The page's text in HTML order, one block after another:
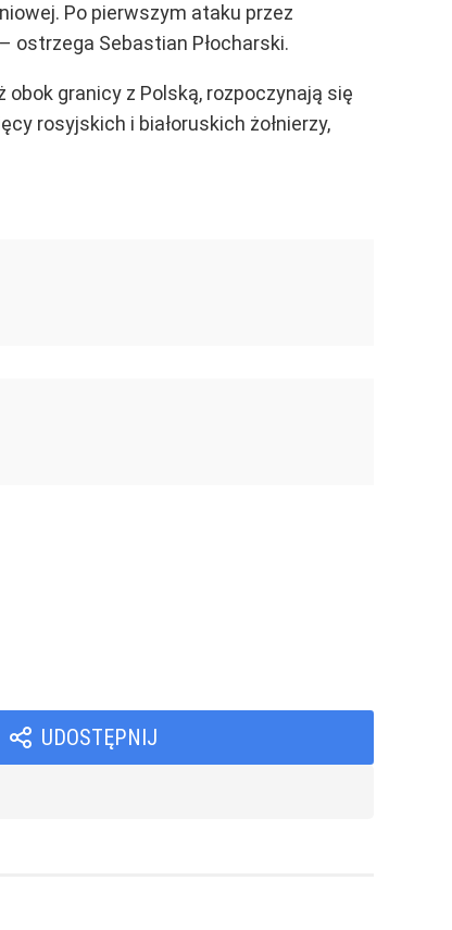
Po pierwszym ataku przez
ostrzega Sebastian Płocharski.
granicy z Polską, rozpoczynają się
rosyjskich i białoruskich żołnierzy,
UDOSTĘPNIJ